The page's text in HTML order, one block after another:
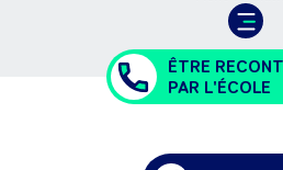
ÊTRE
PAR L'ÉCOLE